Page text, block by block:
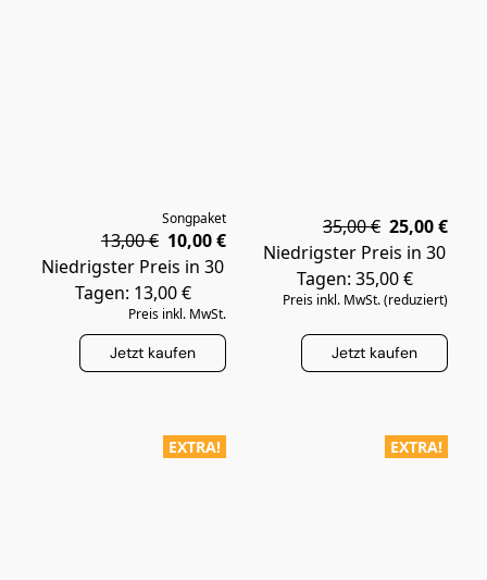
Songpaket
10,00 €
13,00 €
Niedrigster Preis in 30
Tagen: 13,00 €
Preis inkl. MwSt.
Jetzt kaufen
25,00 €
35,00 €
Niedrigster Preis in 30
Tagen: 35,00 €
Preis inkl. MwSt. (reduziert)
Jetzt kaufen
EXTRA! EXTRA!